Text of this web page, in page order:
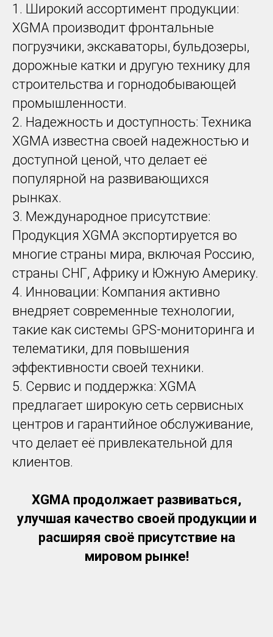
1. Широкий ассортимент продукции:
XGMA производит фронтальные
погрузчики, экскаваторы, бульдозеры,
дорожные катки и другую технику для
строительства и горнодобывающей
промышленности.
2. Надежность и доступность: Техника
XGMA известна своей надежностью и
доступной ценой, что делает её
популярной на развивающихся
рынках.
3. Международное присутствие:
Продукция XGMA экспортируется во
многие страны мира, включая Россию,
страны СНГ, Африку и Южную Америку.
4. Инновации: Компания активно
внедряет современные технологии,
такие как системы GPS-мониторинга и
телематики, для повышения
эффективности своей техники.
5. Сервис и поддержка: XGMA
предлагает широкую сеть сервисных
центров и гарантийное обслуживание,
что делает её привлекательной для
клиентов.
XGMA продолжает развиваться,
улучшая качество своей продукции и
расширяя своё присутствие на
мировом рынке!